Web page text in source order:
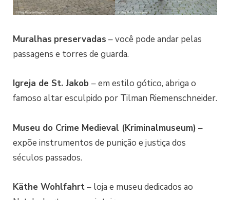
Muralhas preservadas – você pode andar pelas
passagens e torres de guarda.
Igreja de St. Jakob – em estilo gótico, abriga o
famoso altar esculpido por Tilman Riemenschneider.
Museu do Crime Medieval (Kriminalmuseum) –
expõe instrumentos de punição e justiça dos
séculos passados.
Käthe Wohlfahrt– loja e museu dedicados ao